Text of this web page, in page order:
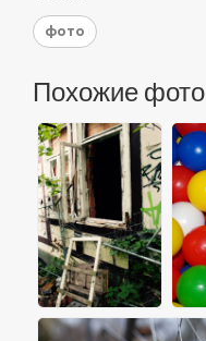
фото
Похожие фото